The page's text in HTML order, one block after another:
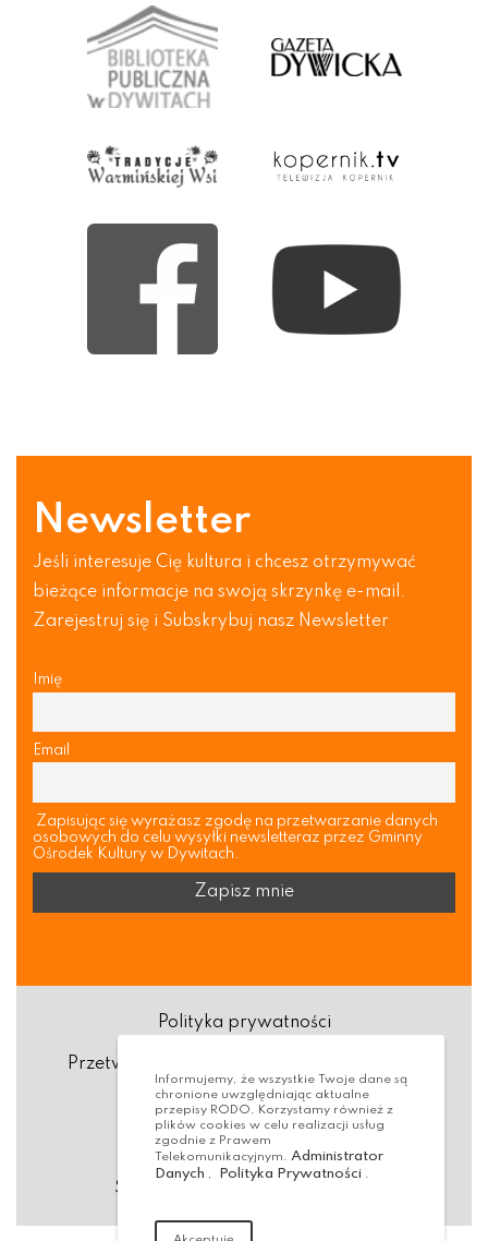
Newsletter
Jeśli interesuje Cię kultura i chcesz otrzymywać
bieżące informacje na swoją skrzynkę e-mail.
Zarejestruj się i Subskrybuj nasz Newsletter
Imię
Email
Zapisując się wyrażasz zgodę na przetwarzanie danych
osobowych do celu wysyłki newsletteraz przez Gminny
Ośrodek Kultury w Dywitach.
Polityka prywatności
Przetwarzanie danych osobowych (RODO)
Deklaracja dostępności
Dostępność Architektoniczna
Standardy ochrony małoletnich
Informujemy, że wszystkie Twoje dane są
chronione uwzględniając aktualne
przepisy RODO. Korzystamy również z
plików cookies w celu realizacji usług
zgodnie z Prawem
Telekomunikacyjnym. Administrator
Danych , Polityka Prywatności .